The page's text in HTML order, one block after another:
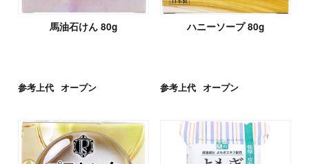
馬油石けん 80g
参考上代 オープン
ハニーソープ 80g
参考上代 オープン